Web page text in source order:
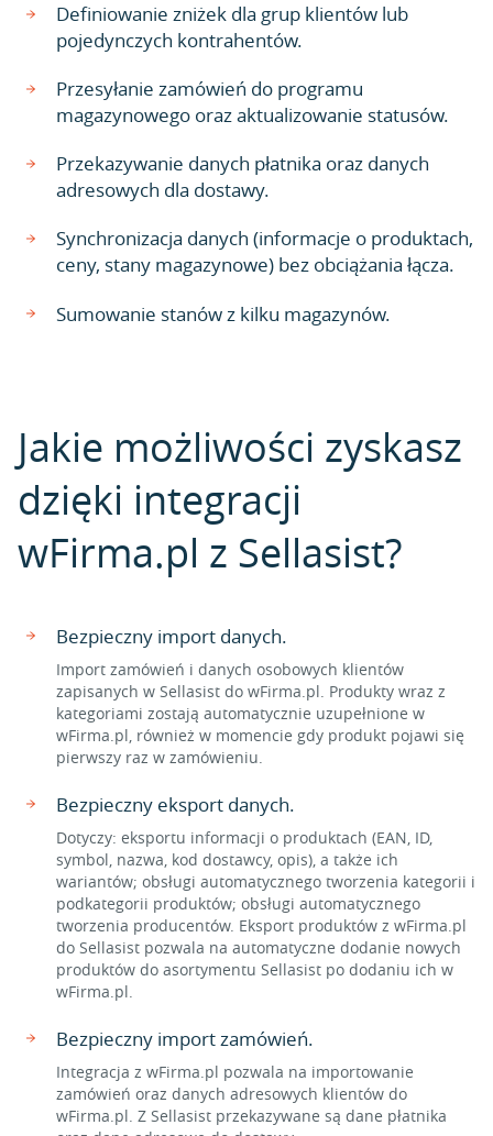
Definiowanie zniżek dla grup klientów lub
pojedynczych kontrahentów.
Przesyłanie zamówień do programu
magazynowego oraz aktualizowanie statusów.
Przekazywanie danych płatnika oraz danych
adresowych dla dostawy.
Synchronizacja danych (informacje o produktach,
ceny, stany magazynowe) bez obciążania łącza.
Sumowanie stanów z kilku magazynów.
Jakie możliwości zyskasz
dzięki integracji
wFirma.pl z Sellasist?
Bezpieczny import danych.
Import zamówień i danych osobowych klientów
zapisanych w Sellasist do wFirma.pl. Produkty wraz z
kategoriami zostają automatycznie uzupełnione w
wFirma.pl, również w momencie gdy produkt pojawi się
pierwszy raz w zamówieniu.
Bezpieczny eksport danych.
Dotyczy: eksportu informacji o produktach (EAN, ID,
symbol, nazwa, kod dostawcy, opis), a także ich
wariantów; obsługi automatycznego tworzenia kategorii i
podkategorii produktów; obsługi automatycznego
tworzenia producentów. Eksport produktów z wFirma.pl
do Sellasist pozwala na automatyczne dodanie nowych
produktów do asortymentu Sellasist po dodaniu ich w
wFirma.pl.
Bezpieczny import zamówień.
Integracja z wFirma.pl pozwala na importowanie
zamówień oraz danych adresowych klientów do
wFirma.pl. Z Sellasist przekazywane są dane płatnika